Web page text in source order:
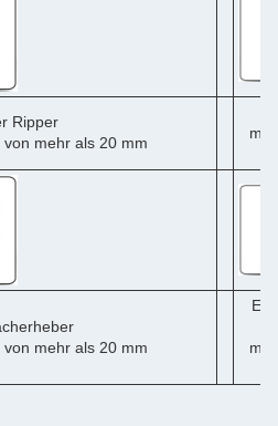
Ripper
mehr als 20 mm
mit
mehr als 20 mm
mit